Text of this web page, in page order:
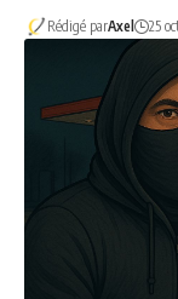
Rédigé parAxel 25